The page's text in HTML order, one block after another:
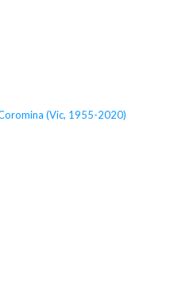
(Vic, 1955-2020)